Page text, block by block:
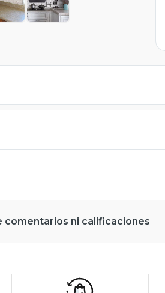
comentarios ni calificaciones